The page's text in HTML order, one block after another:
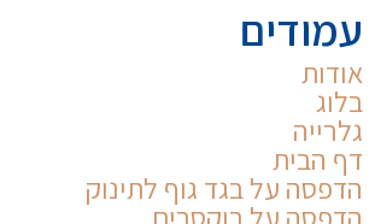
עמודים
אודות
בלוג
גלרייה
דף הבית
הדפסה על בגד גוף לתינוק